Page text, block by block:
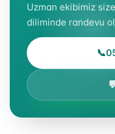
Uzman ekibimiz
diliminde randevu
📞